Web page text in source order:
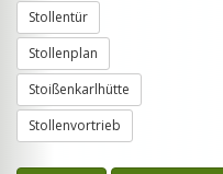
Stollentür
Stollenplan
Stoißenkarlhütte
Stollenvortrieb